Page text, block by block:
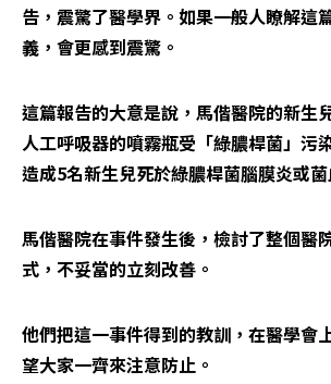
告，震驚了醫學界。如果一般人瞭解這
義，會更感到震驚。
這篇報告的大意是說，馬偕醫院的新生
人工呼吸器的噴霧瓶受「綠膿桿菌」污
造成5名新生兒死於綠膿桿菌腦膜炎或菌
馬偕醫院在事件發生後，檢討了整個醫
式，不妥當的立刻改善。
他們把這一事件得到的教訓，在醫學會
望大家一齊來注意防止。